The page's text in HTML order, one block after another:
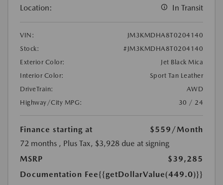
Location: In Transit
VIN:
JM3KMDHA8T0204140
Stock:
#JM3KMDHA8T0204140
Exterior Color:
Jet Black Mica
Interior Color:
Sport Tan Leather
DriveTrain:
AWD
Highway/City MPG:
30 / 24
Finance starting at $559 /Month
72 months , Plus Tax, $3,928 due at signing
MSRP
$39,285
Documentation Fee{{getDollarValue(449.0)}}